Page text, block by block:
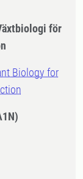
för
Biology for